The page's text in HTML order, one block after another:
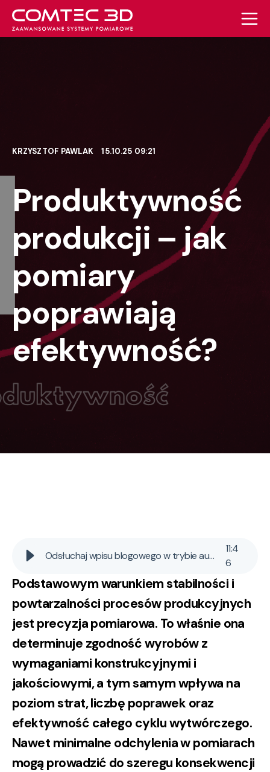
KRZYSZTOF PAWLAK 15.10.25 09:21
Produktywność
produkcji – jak
pomiary
poprawiają
efektywność?
Odsłuchaj wpisu blogowego w trybie audio AI
11:4
6
Podstawowym warunkiem stabilności i
powtarzalności procesów produkcyjnych
jest precyzja pomiarowa. To właśnie ona
determinuje zgodność wyrobów z
wymaganiami konstrukcyjnymi i
jakościowymi, a tym samym wpływa na
poziom strat, liczbę poprawek oraz
efektywność całego cyklu wytwórczego.
Nawet minimalne odchylenia w pomiarach
mogą prowadzić do szeregu konsekwencji